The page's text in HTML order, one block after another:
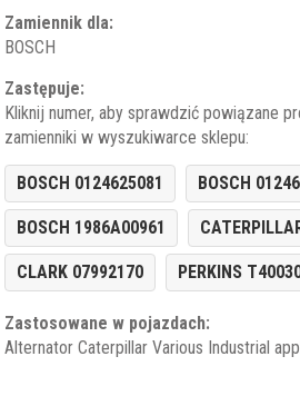
Zamiennik dla:
BOSCH
Zastępuje:
Kliknij numer, aby sprawdzić powiązane
zamienniki w wyszukiwarce sklepu:
BOSCH 0124625081 BOSCH
BOSCH 1986A00961
CLARK 07992170 PERKINS
Zastosowane w pojazdach:
Alternator Caterpillar Various Industrial